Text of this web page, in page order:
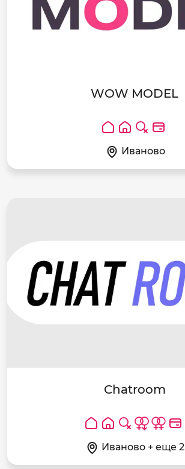
WOW MODEL
Иваново
Chatroom
Иваново + еще 2